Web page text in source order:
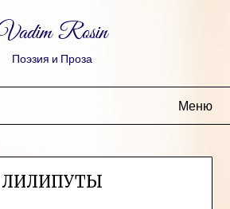
Rosin
Поэзия и Проза
Меню
ЛИЛИПУТЫ